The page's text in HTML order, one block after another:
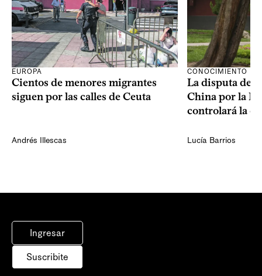
EUROPA
Cientos de menores migrantes
siguen por las calles de Ceuta
Andrés Illescas
CONOCIMIENTO
La disputa de
China por la
controlará la
Lucía Barrios
Ingresar
Suscribite